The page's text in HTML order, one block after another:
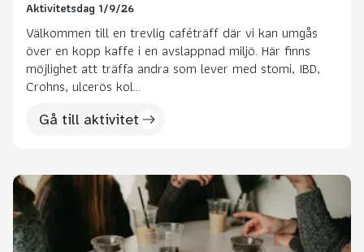
Aktivitetsdag 1/9/26
Välkommen till en trevlig caféträff där vi kan umgås
över en kopp kaffe i en avslappnad miljö. Här finns
möjlighet att träffa andra som lever med stomi, IBD,
Crohns, ulcerös kol...
Gå till aktivitet